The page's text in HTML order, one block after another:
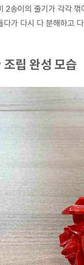
2송이의 줄기가 각각 꺾
다가 다시 다 분해하고
조립 완성 모습